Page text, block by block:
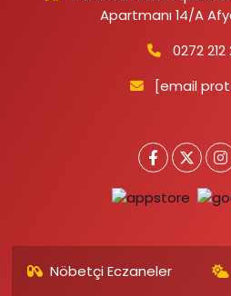
Apartmanı 14/A
0272 212
[email
Nöbetçi Eczaneler